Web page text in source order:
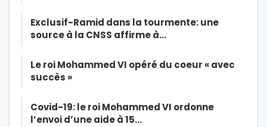
Exclusif-Ramid dans la tourmente: une
source à la CNSS affirme à…
Le roi Mohammed VI opéré du coeur « avec
succès »
Covid-19: le roi Mohammed VI ordonne
l’envoi d’une aide à 15…